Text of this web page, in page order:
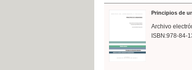
Principios de
Archivo
ISBN:978-84-